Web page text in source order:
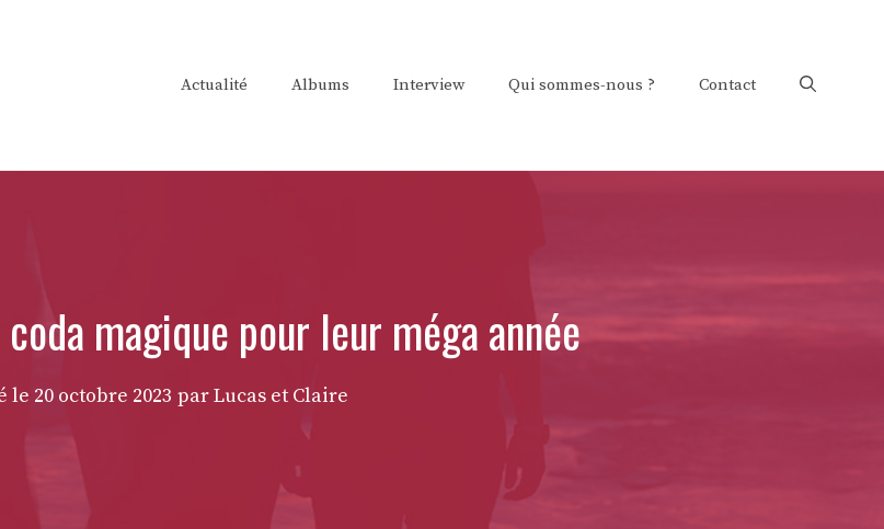
Actualité Albums Interview Qui sommes-nous ? Contact
coda magique pour leur méga année
le 20 octobre 2023 par Lucas et Claire